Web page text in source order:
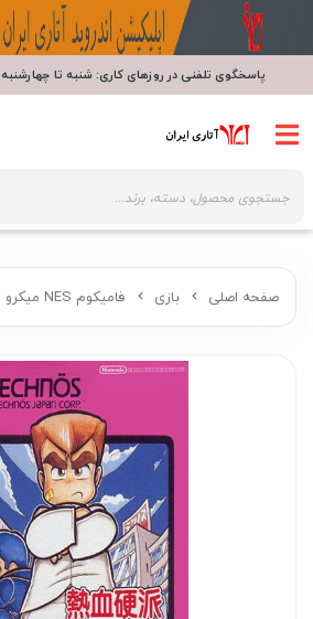
صفحه اصلی بازی فامیکوم NES میکرو
پاسخگوی تلفنی در روزهای کاری: شنبه تا چهارشنبه 12 تا 17 - پنج شنبه 11 تا 14